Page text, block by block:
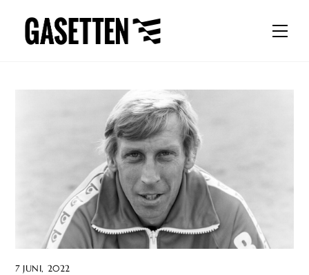
content
7 JUNI, 2022